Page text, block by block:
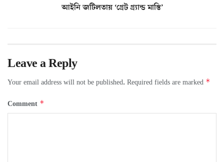
আইনি জটিলতায় ‘গ্রেট গ্র্যান্ড মাস্তি’
Leave a Reply
Your email address will not be published. Required fields are marked *
Comment *